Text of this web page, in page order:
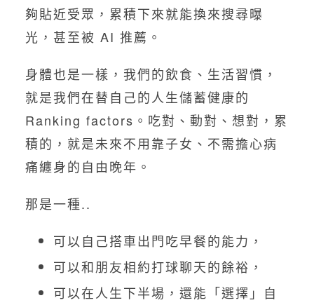
夠貼近受眾，累積下來就能換來搜尋曝
光，甚至被 AI 推薦。
身體也是一樣，我們的飲食、生活習慣，
就是我們在替自己的人生儲蓄健康的
Ranking factors。吃對、動對、想對，累
積的，就是未來不用靠子女、不需擔心病
痛纏身的自由晚年。
那是一種..
可以自己搭車出門吃早餐的能力，
可以和朋友相約打球聊天的餘裕，
可以在人生下半場，還能「選擇」自